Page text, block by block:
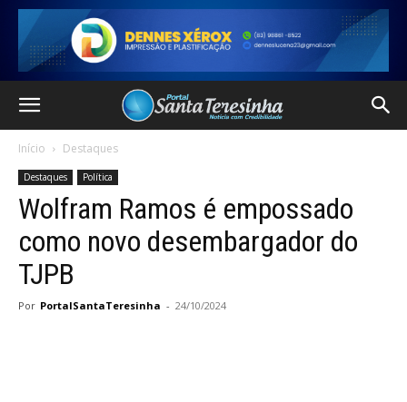
Início Destaques
Destaques Política
Wolfram Ramos é empossado
como novo desembargador do
TJPB
Por PortalSantaTeresinha - 24/10/2024